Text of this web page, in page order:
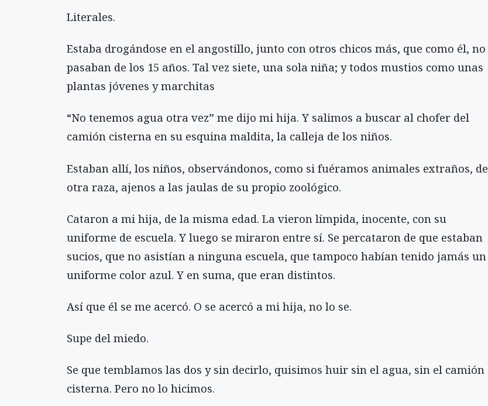
Literales.
Estaba drogándose en el angostillo, junto con otros chicos más, que como él, no
pasaban de los 15 años. Tal vez siete, una sola niña; y todos mustios como unas
plantas jóvenes y marchitas
“No tenemos agua otra vez” me dijo mi hija. Y salimos a buscar al chofer del
camión cisterna en su esquina maldita, la calleja de los niños.
Estaban allí, los niños, observándonos, como si fuéramos animales extraños, de
otra raza, ajenos a las jaulas de su propio zoológico.
Cataron a mi hija, de la misma edad. La vieron límpida, inocente, con su
uniforme de escuela. Y luego se miraron entre sí. Se percataron de que estaban
sucios, que no asistían a ninguna escuela, que tampoco habían tenido jamás un
uniforme color azul. Y en suma, que eran distintos.
Así que él se me acercó. O se acercó a mi hija, no lo se.
Supe del miedo.
Se que temblamos las dos y sin decirlo, quisimos huir sin el agua, sin el camión
cisterna. Pero no lo hicimos.